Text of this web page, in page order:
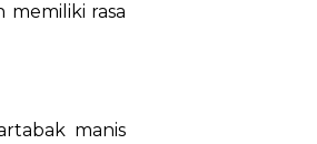
memiliki rasa
manis